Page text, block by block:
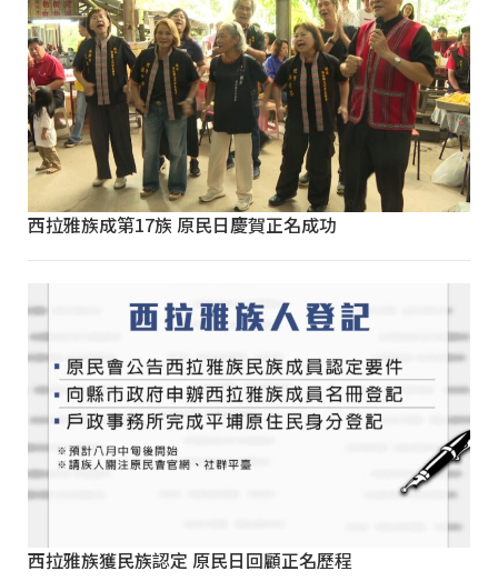
西拉雅族成第17族 原民日慶賀正名成功
西拉雅族獲民族認定 原民日回顧正名歷程